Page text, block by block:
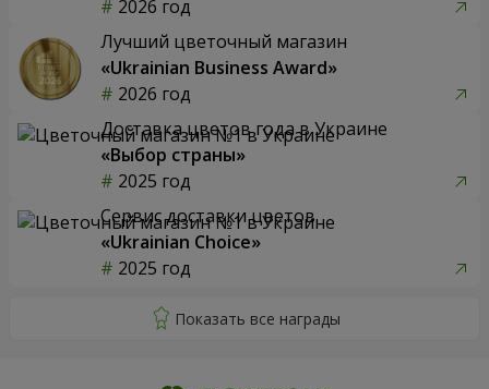
2026 год
Лучший цветочный магазин
«Ukrainian Business Award»
2026 год
Доставка цветов года в Украине
«Выбор страны»
2025 год
Сервис доставки цветов
«Ukrainian Choice»
2025 год